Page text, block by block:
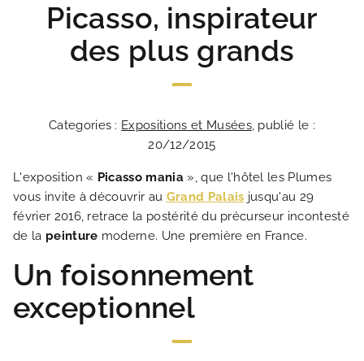
Picasso, inspirateur
des plus grands
Categories : Expositions et Musées, publié le :
20/12/2015
L'exposition « Picasso mania», que l'hôtel les Plumes
vous invite à découvrir au Grand Palais jusqu'au 29
février 2016, retrace la postérité du précurseur incontesté
de la peinture moderne. Une première en France.
Un foisonnement
exceptionnel